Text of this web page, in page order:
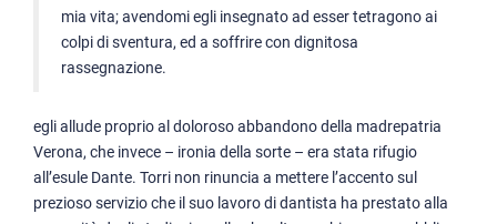
mia vita; avendomi egli insegnato ad esser tetragono ai
colpi di sventura, ed a soffrire con dignitosa
rassegnazione.
egli allude proprio al doloroso abbandono della madrepatria
Verona, che invece – ironia della sorte – era stata rifugio
all’esule Dante. Torri non rinuncia a mettere l’accento sul
prezioso servizio che il suo lavoro di dantista ha prestato alla